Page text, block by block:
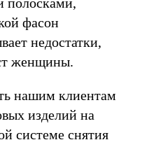
фасон
недостатки,
женщины.
нашим клиентам
изделий на
системе снятия